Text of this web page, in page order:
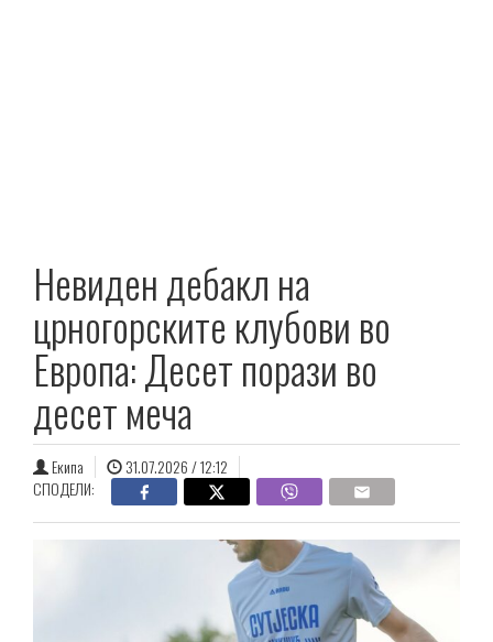
Невиден дебакл на
црногорските клубови во
Европа: Десет порази во
десет меча
Екипа
31.07.2026 / 12:12
СПОДЕЛИ: